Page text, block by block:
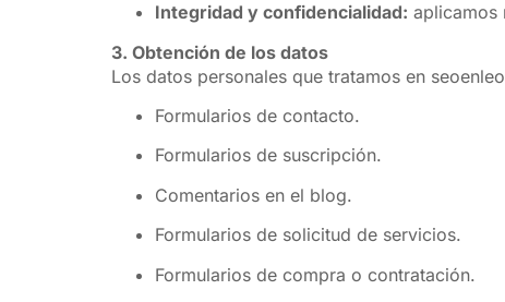
Integridad y confidencialidad: aplicamos
3. Obtención de los datos
Los datos personales que tratamos en
Formularios de contacto.
Formularios de suscripción.
Comentarios en el blog.
Formularios de solicitud de servicios.
Formularios de compra o contratación.